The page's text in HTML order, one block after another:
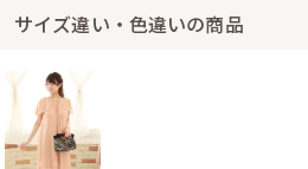
サイズ違い・色違いの商品